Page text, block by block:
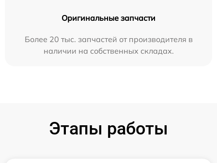
Оригинальные запчасти
Более 20 тыс. запчастей от производителя в
наличии на собственных складах.
Этапы работы